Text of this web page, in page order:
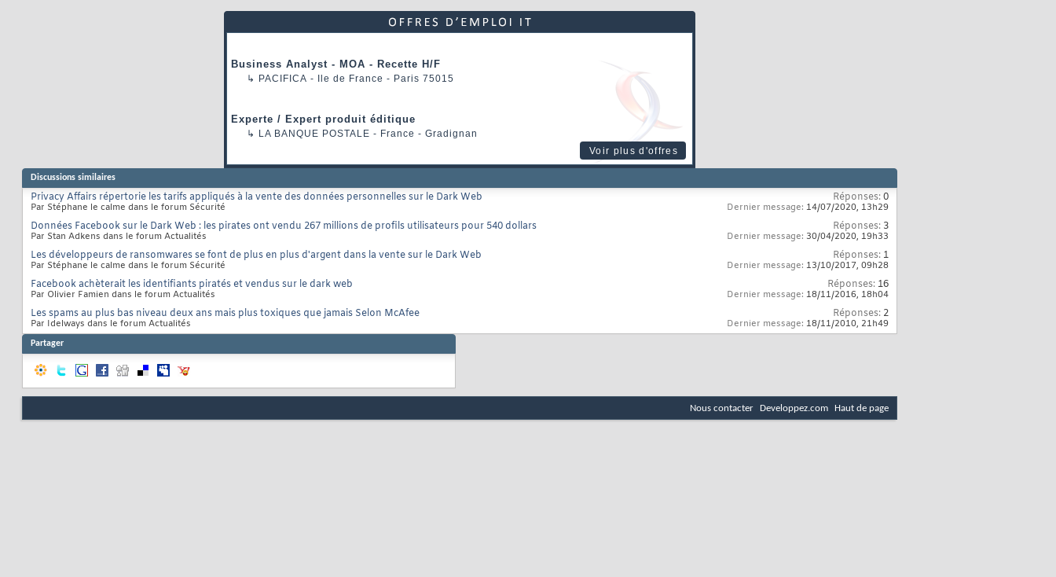
Business Analyst - MOA - Recette H/F
↳ PACIFICA - Ile de France - Paris 75015
Experte / Expert produit éditique
↳ LA BANQUE POSTALE - France - Gradignan
Voir plus d'offres
Discussions similaires
Privacy Affairs répertorie les tarifs appliqués à la vente des données personnelles sur le Dark Web
Par Stéphane le calme dans le forum Sécurité
Réponses:0
Dernier message: 14/07/2020, 13h29
Données Facebook sur le Dark Web : les pirates ont vendu 267 millions de profils utilisateurs pour 540 dollars
Par Stan Adkens dans le forum Actualités
Réponses: 3
Dernier message: 30/04/2020, 19h33
Les développeurs de ransomwares se font de plus en plus d'argent dans la vente sur le Dark Web
Par Stéphane le calme dans le forum Sécurité
Réponses: 1
Dernier message: 13/10/2017, 09h28
Facebook achèterait les identifiants piratés et vendus sur le dark web
Par Olivier Famien dans le forum Actualités
Réponses: 16
Dernier message: 18/11/2016, 18h04
Les spams au plus bas niveau deux ans mais plus toxiques que jamais Selon McAfee
Par Idelways dans le forum Actualités
Réponses: 2
Dernier message: 18/11/2010, 21h49
Partager
Nous contacter Developpez.com Haut de page